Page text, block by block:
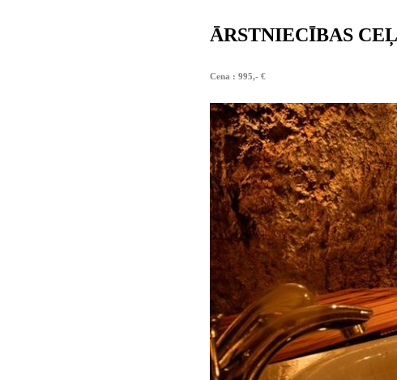
ĀRSTNIECĪBAS
Cena : 995,- €